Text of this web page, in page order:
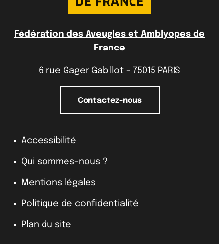
Fédération des Aveugles et Amblyopes de
France
6 rue Gager Gabillot - 75015 PARIS
Contactez-nous
Accessibilité
Qui sommes-nous ?
Mentions légales
Politique de confidentialité
Plan du site